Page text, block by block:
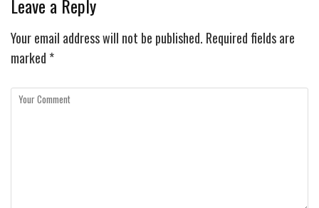
Leave a Reply
Your email address will not be published. Required fields are
marked *